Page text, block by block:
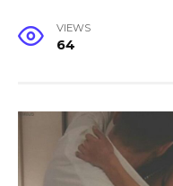
VIEWS
64